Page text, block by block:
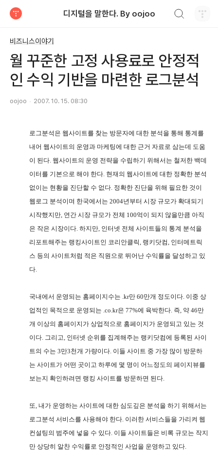
디지털을 말한다. By oojoo
비즈니스이야기
월 꾸준한 고정 사용료로 안정적
인 수익 기반을 마련한 로그분석
oojoo 2007. 10. 15. 08:30
로그분석은 웹사이트를 찾는 방문자에 대한 분석을 통해 통계를
내어 웹사이트의 운영과 마케팅에 대한 근거 자료로 삼는데 도움
이 된다. 웹사이트의 운영 전략을 수립하기 위해서는 철저한 백데
이터를 기본으로 해야 한다. 현재의 웹사이트에 대한 정확한 분석
없이는 현황을 진단할 수 없다. 정확한 진단을 위해 필요한 것이
웹로그 분석이며 한국에서는 2004년부터 시장 규모가 확대되기
시작했지만, 연간 시장 규모가 전체 100억이 되지 않을만큼 아직
은 작은 시장이다. 하지만, 인터넷 전체 사이트들의 통계 분석을
리포트해주는 랭킹사이트인 코리안클릭, 랭키닷컴, 인터메트릭
스 등의 사이트처럼 적은 직원으로 뛰어난 수익률을 달성하고 있
다.
국내에서 운영되는 홈페이지수는 .kr만 60만개 정도이다. 이중 상
업적인 목적으로 운영되는 .co.kr은 77%에 육박한다. 즉, 약 46만
개 이상의 홈페이지가 상업적으로 홈페이지가 운영되고 있는 것
이다. 그리고, 인터넷 순위를 집계해주는 랭키닷컴에 등록된 사이
트의 수는 3만3천개 가량이다. 이들 사이트 중 가장 많이 방문하
는 사이트가 어떤 곳이고 하루에 몇 명이 어느정도의 페이지뷰를
보는지 확인하려면 랭킹 사이트를 방문하면 된다.
또, 내가 운영하는 사이트에 대한 심도깊은 분석을 하기 위해서는
로그분석 서비스를 사용해야 한다. 이러한 서비스들을 가리켜 웹
컨설팅의 범주에 넣을 수 있다. 이들 사이트들은 비록 규모는 작지
만 상당히 알찬 수익률로 안정적인 사업을 운영하고 있다.